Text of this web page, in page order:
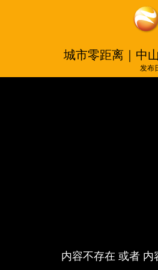
城市零距离｜中
发布